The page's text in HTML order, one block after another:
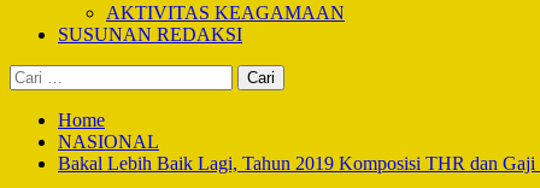
AKTIVITAS KEAGAMAAN
SUSUNAN REDAKSI
Cari
untuk:
Home
NASIONAL
Bakal Lebih Baik Lagi, Tahun 2019 Komposisi THR dan